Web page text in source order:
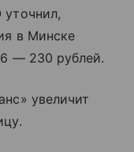
в Минске
— 230 рублей.
увеличит